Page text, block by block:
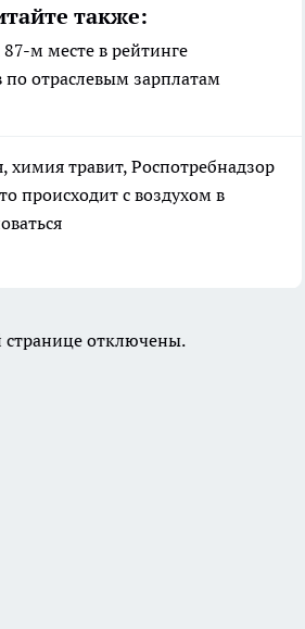
также:
м месте в рейтинге
по отраслевым зарплатам
химия травит, Роспотребнадзор
происходит с воздухом в
отключены.